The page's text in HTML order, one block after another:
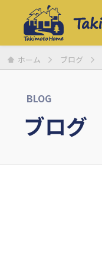
ホーム ブログ
BLOG
ブログ